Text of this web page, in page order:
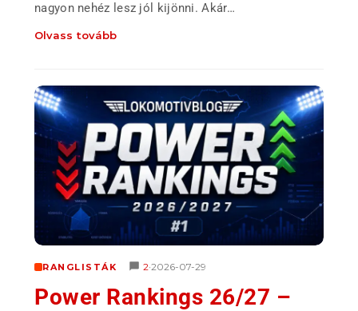
nagyon nehéz lesz jól kijönni. Akár…
Olvass tovább
RANGLISTÁK
Power Rankings 26/27 –
2•2026-07-29